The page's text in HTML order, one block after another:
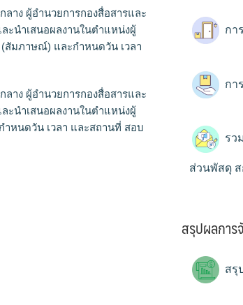
าง ผู้อำนวยการกองสื่อสารและ
ะนำเสนอผลงานในตำแหน่งผู้
สัมภาษณ์) และกำหนดวัน เวลา
าง ผู้อำนวยการกองสื่อสารและ
ะนำเสนอผลงานในตำแหน่งผู้
หนดวัน เวลา และสถานที่ สอบ
กา
กา
รว
ส่วนพัสดุ
สรุปผลกา
สรุ